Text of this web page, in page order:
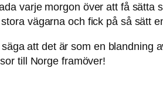
varje morgon över att få sätta
vägarna och fick på så sätt
att det är som en blandning
till Norge framöver!